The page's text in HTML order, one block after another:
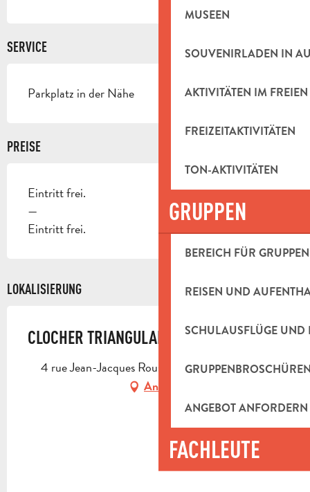
MUSEEN
SOUVENIRLADEN IN
AKTIVITÄTEN IM FREIEN
FREIZEITAKTIVITÄTEN
TON-AKTIVITÄTEN
GRUPPEN
BEREICH FÜR GRUPPEN
REISEN UND
SCHULAUSFLÜGE UND
ANGEBOT ANFORDERN
FACHLEUTE
SERVICE
Parkplatz in der Nähe
PREISE
Eintritt frei.
—
Eintritt frei.
LOKALISIERUNG
CLOCHER TRIANGULAIRE
4 rue Jean-Jacques Rousseau, 13400 Aubagne
Anfahrt